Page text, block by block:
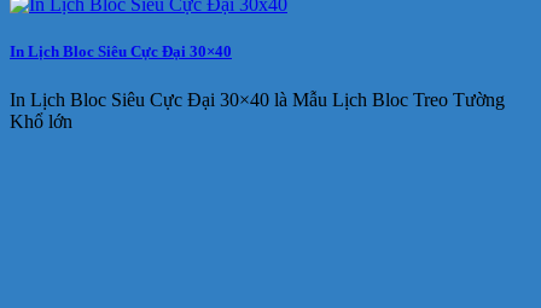
In Lịch Bloc Siêu Cực Đại 30×40
In Lịch Bloc Siêu Cực Đại 30×40 là Mẫu Lịch Bloc Treo Tường
Khổ lớn